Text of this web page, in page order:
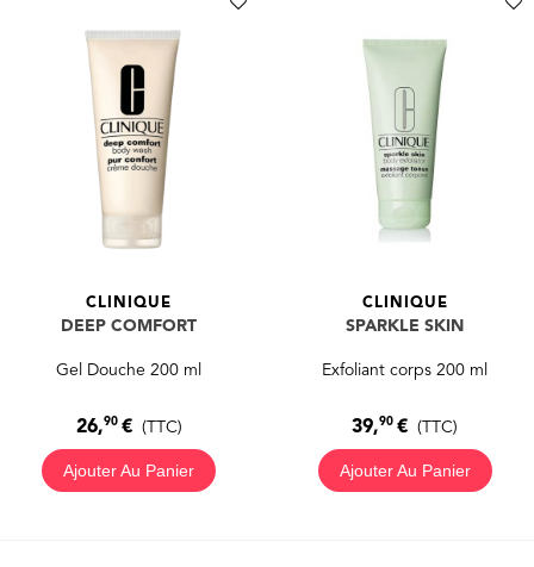
CLINIQUE
DEEP COMFORT
Gel Douche 200 ml
26,90 € (TTC)
Ajouter Au Panier
CLINIQUE
SPARKLE SKIN
Exfoliant corps 200 ml
39,90€ (TTC)
Ajouter Au Panier